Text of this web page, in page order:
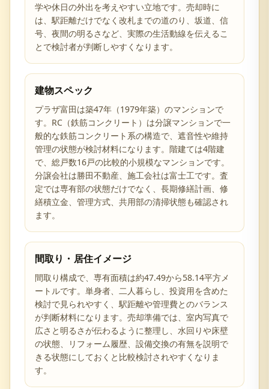
学や休日の外出を考えやすい立地です。売却時に
は、駅距離だけでなく改札までの道のり、坂道、信
号、夜間の明るさなど、実際の生活動線を伝えるこ
とで検討者が判断しやすくなります。
建物スペック
プラザ富田は築47年（1979年築）のマンションで
す。RC（鉄筋コンクリート）は分譲マンションで一
般的な鉄筋コンクリート系の構造で、遮音性や維持
管理の状態が検討材料になります。階建ては4階建
で、総戸数16戸の比較的小規模なマンションです。
分譲会社は勝田不動産、施工会社は富士工です。査
定では専有部の状態だけでなく、長期修繕計画、修
繕積立金、管理方式、共用部の清掃状態も確認され
ます。
間取り・居住イメージ
間取り構成で、専有面積は約47.49から58.14平方メ
ートルです。単身者、二人暮らし、投資用を含めた
検討で見られやすく、駅距離や管理費とのバランス
が判断材料になります。売却準備では、室内写真で
広さと明るさが伝わるように整理し、水回りや床壁
の状態、リフォーム履歴、設備交換の有無を説明で
きる状態にしておくと比較検討されやすくなりま
す。